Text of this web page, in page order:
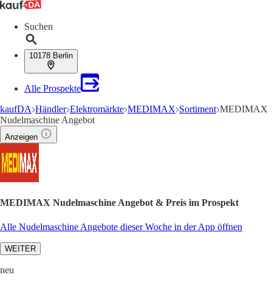
Suchen
10178 Berlin
Alle Prospekte
kaufDA Händler Elektromärkte MEDIMAX Sortiment MEDIMAX
Nudelmaschine Angebot
Anzeigen
MEDIMAX Nudelmaschine Angebot & Preis im Prospekt
Alle Nudelmaschine Angebote dieser Woche in der App öffnen
WEITER
neu